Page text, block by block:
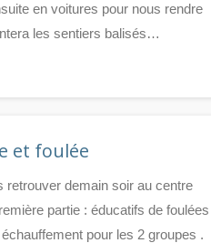
en voitures pour nous rendre
les sentiers balisés…
et foulée
demain soir au centre
partie : éducatifs de foulées
pour les 2 groupes ​.​